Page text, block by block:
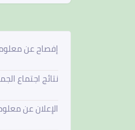
إفصاح عن
نتائج اجتماع
الإعلان عن